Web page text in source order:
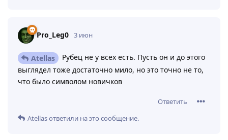
Pro_Leg0 3 июн
Atellas
Рубец не у всех есть. Пусть он и до этого
выглядел тоже достаточно мило, но это точно не то,
что было символом новичков
Ответить
Atellasответили на это сообщение.